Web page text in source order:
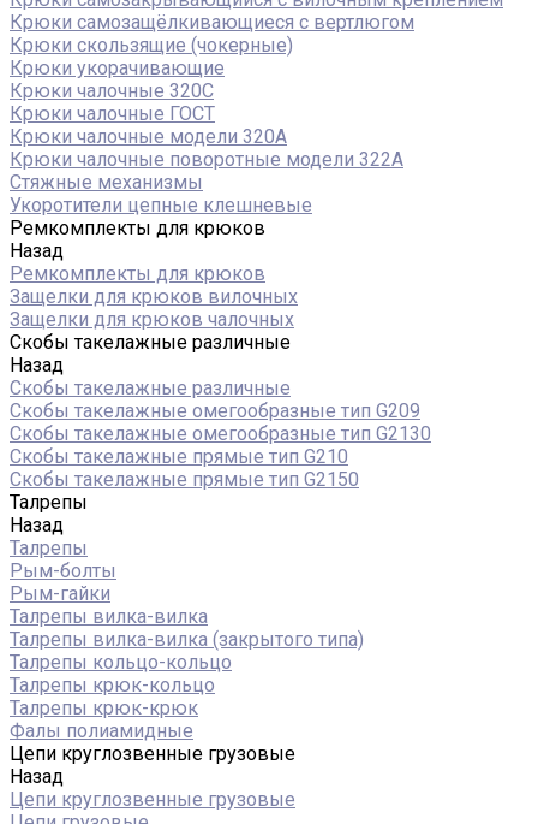
Крюки самозащёлкивающиеся с вертлюгом
Крюки скользящие (чокерные)
Крюки укорачивающие
Крюки чалочные 320C
Крюки чалочные ГОСТ
Крюки чалочные модели 320А
Крюки чалочные поворотные модели 322А
Стяжные механизмы
Укоротители цепные клешневые
Ремкомплекты для крюков
Назад
Ремкомплекты для крюков
Защелки для крюков вилочных
Защелки для крюков чалочных
Скобы такелажные различные
Назад
Скобы такелажные различные
Скобы такелажные омегообразные тип G209
Скобы такелажные омегообразные тип G2130
Скобы такелажные прямые тип G210
Скобы такелажные прямые тип G2150
Талрепы
Назад
Талрепы
Рым-болты
Рым-гайки
Талрепы вилка-вилка
Талрепы вилка-вилка (закрытого типа)
Талрепы кольцо-кольцо
Талрепы крюк-кольцо
Талрепы крюк-крюк
Фалы полиамидные
Цепи круглозвенные грузовые
Назад
Цепи круглозвенные грузовые